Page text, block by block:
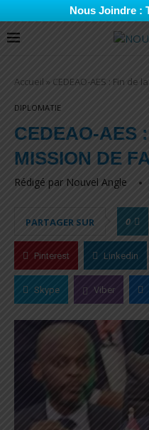
Nous Joindre :
Accueil » CEDEAO-AES : Fin
DIPLOMATIE
CEDEAO-AES
MISSION DE
Rédigé par Nouvel Angle
PARTAGER SUR 0
Pinterest Linkedin
Skype Viber